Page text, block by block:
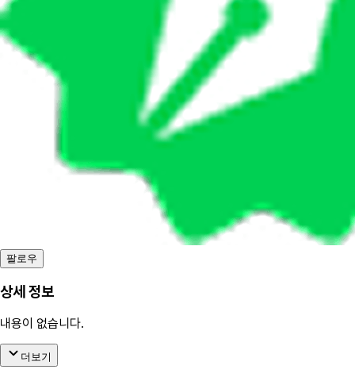
팔로우
상세 정보
내용이 없습니다.
더보기